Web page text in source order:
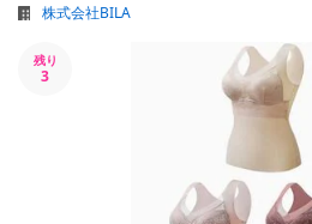
株式会社BILA
残り
3